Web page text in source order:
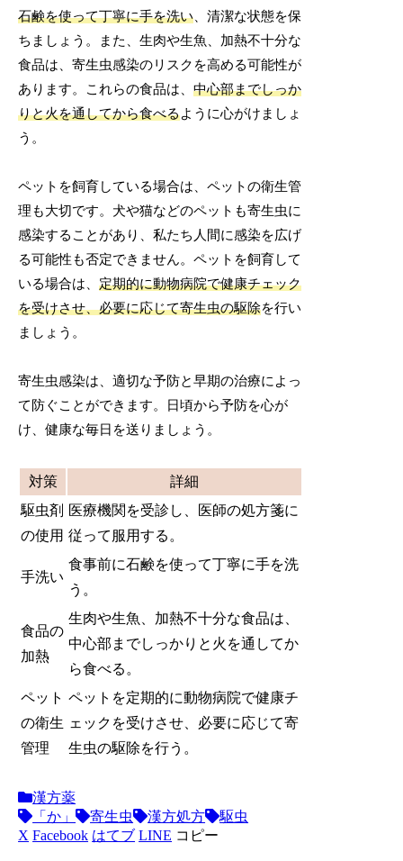
石鹸を使って丁寧に手を洗い 、清潔な状態を保
ちましょう。また、生肉や生魚、加熱不十分な
食品は、寄生虫感染のリスクを高める可能性が
あります。これらの食品は、中心部までしっか
りと火を通してから食べるように心がけましょ
う。
ペットを飼育している場合は、ペットの衛生管
理も大切です。犬や猫などのペットも寄生虫に
感染することがあり、私たち人間に感染を広げ
る可能性も否定できません。ペットを飼育して
いる場合は、定期的に動物病院で健康チェック
を受けさせ、必要に応じて寄生虫の駆除を行い
ましょう。
寄生虫感染は、適切な予防と早期の治療によっ
て防ぐことができます。日頃から予防を心が
け、健康な毎日を送りましょう。
対策
詳細
駆虫剤
の使用
医療機関を受診し、医師の処方箋に
従って服用する。
手洗い
食事前に石鹸を使って丁寧に手を洗
う。
食品の
加熱
生肉や生魚、加熱不十分な食品は、
中心部までしっかりと火を通してか
ら食べる。
ペット
の衛生
管理
ペットを定期的に動物病院で健康チ
ェックを受けさせ、必要に応じて寄
生虫の駆除を行う。
漢方薬
「か」
寄生虫 漢方処方
駆虫
X Facebook はてブ LINE コピー